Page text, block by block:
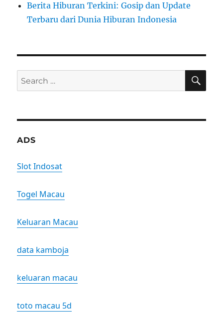
Berita Hiburan Terkini: Gosip dan Update
Terbaru dari Dunia Hiburan Indonesia
Search
for:
ADS
Slot Indosat
Togel Macau
Keluaran Macau
data kamboja
keluaran macau
toto macau 5d